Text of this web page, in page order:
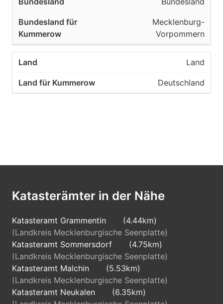
Mecklenburg-
Vorpommern
Land
Deutschland
Katasterämter in der Nähe
Katasteramt Grammentin
(4.44km)
(Landkreis Mecklenburgische Seenplatte)
Katasteramt Sommersdorf
(4.75km)
(Landkreis Mecklenburgische Seenplatte)
Katasteramt Malchin
(5.53km)
(Landkreis Mecklenburgische Seenplatte)
Katasteramt Neukalen
(6.35km)